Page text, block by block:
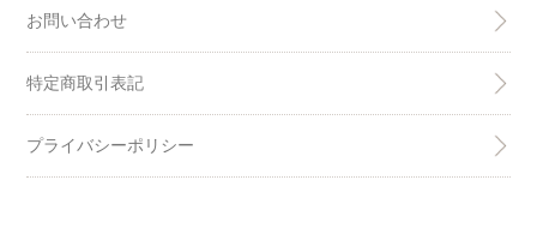
お問い合わせ
特定商取引表記
プライバシーポリシー